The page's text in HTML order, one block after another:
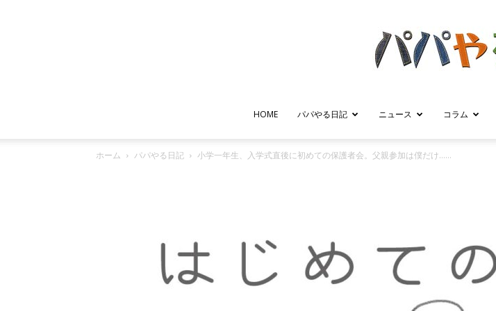
パ
HOME パパやる日記 ニュース コラム
ホーム パパやる日記 小学一年生、入学式直後に初めての保護者会。父親参加は僕だけ……